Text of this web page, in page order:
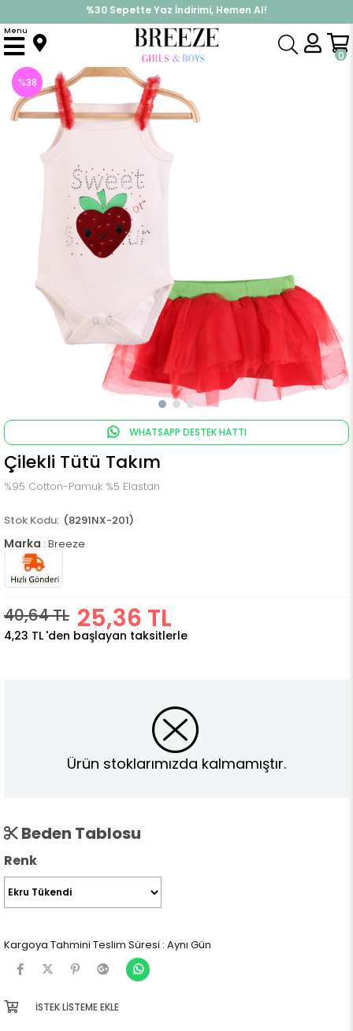
%30 Sepette Yaz İndirimi, Hemen Al!
İndirimlere ek %10 İndirimi Kap, Hemen Üye Ol!
0
Menu
Anasayfa
%38
İndirim
WHATSAPP DESTEK HATTI
Çilekli Tütü Takım
%95 Cotton-Pamuk %5 Elastan
(8291NX-201)
Marka : Breeze
40,64 TL 25,36 TL
4,23 TL 'den başlayan taksitlerle
Ürün stoklarımızda kalmamıştır.
Beden Tablosu
Renk
Kargoya Tahmini Teslim Süresi : Aynı Gün
İSTEK LISTEME EKLE